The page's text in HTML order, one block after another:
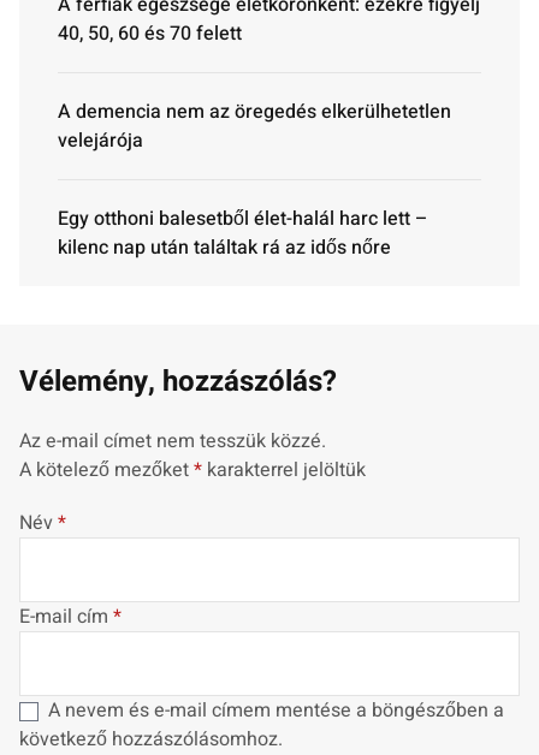
40, 50, 60 és 70 felett
A demencia nem az öregedés elkerülhetetlen
velejárója
Egy otthoni balesetből élet-halál harc lett –
kilenc nap után találtak rá az idős nőre
Vélemény, hozzászólás?
Az e-mail címet nem tesszük közzé.
A kötelező mezőket* karakterrel jelöltük
Név*
E-mail cím *
A nevem és e-mail címem mentése a böngészőben a
következő hozzászólásomhoz.